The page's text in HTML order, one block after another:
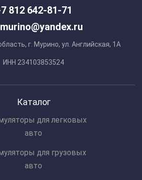
812 642-81-71
г. Мурино, ул. Английская, 1А
ИНН 234103853524
Каталог
для легковых
авто
для грузовых
авто